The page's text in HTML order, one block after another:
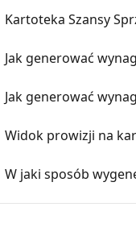
Kartoteka Szansy
Jak generować
Jak generować
Widok prowizji na
W jaki sposób